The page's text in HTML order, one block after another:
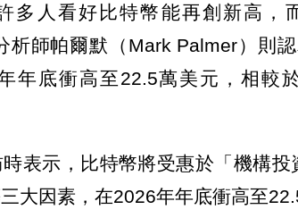
多人看好比特幣能再創新高，
析師帕爾默（Mark Palmer）則
年底衝高至22.5萬美元，相較
表示，比特幣將受惠於「機構投
大因素，在2026年年底衝高至